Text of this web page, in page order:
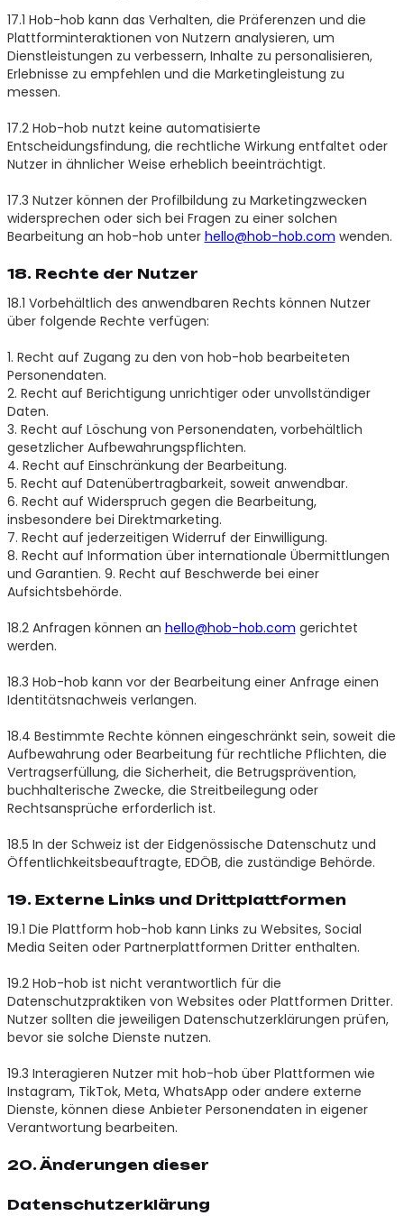
17.1 Hob-hob kann das Verhalten, die Präferenzen und die
Plattforminteraktionen von Nutzern analysieren, um
Dienstleistungen zu verbessern, Inhalte zu personalisieren,
Erlebnisse zu empfehlen und die Marketingleistung zu
messen.
17.2 Hob-hob nutzt keine automatisierte
Entscheidungsfindung, die rechtliche Wirkung entfaltet oder
Nutzer in ähnlicher Weise erheblich beeinträchtigt.
17.3 Nutzer können der Profilbildung zu Marketingzwecken
widersprechen oder sich bei Fragen zu einer solchen
Bearbeitung an hob-hob unter hello@hob-hob.com wenden.
18. Rechte der Nutzer
18.1 Vorbehältlich des anwendbaren Rechts können Nutzer
über folgende Rechte verfügen:
1. Recht auf Zugang zu den von hob-hob bearbeiteten
Personendaten.
2. Recht auf Berichtigung unrichtiger oder unvollständiger
Daten.
3. Recht auf Löschung von Personendaten, vorbehältlich
gesetzlicher Aufbewahrungspflichten.
4. Recht auf Einschränkung der Bearbeitung.
5. Recht auf Datenübertragbarkeit, soweit anwendbar.
6. Recht auf Widerspruch gegen die Bearbeitung,
insbesondere bei Direktmarketing.
7. Recht auf jederzeitigen Widerruf der Einwilligung.
8. Recht auf Information über internationale Übermittlungen
und Garantien. 9. Recht auf Beschwerde bei einer
Aufsichtsbehörde.
18.2 Anfragen können an hello@hob-hob.com gerichtet
werden.
18.3 Hob-hob kann vor der Bearbeitung einer Anfrage einen
Identitätsnachweis verlangen.
18.4 Bestimmte Rechte können eingeschränkt sein, soweit die
Aufbewahrung oder Bearbeitung für rechtliche Pflichten, die
Vertragserfüllung, die Sicherheit, die Betrugsprävention,
buchhalterische Zwecke, die Streitbeilegung oder
Rechtsansprüche erforderlich ist.
18.5 In der Schweiz ist der Eidgenössische Datenschutz und
Öffentlichkeitsbeauftragte, EDÖB, die zuständige Behörde.
19. Externe Links und Drittplattformen
19.1 Die Plattform hob-hob kann Links zu Websites, Social
Media Seiten oder Partnerplattformen Dritter enthalten.
19.2 Hob-hob ist nicht verantwortlich für die
Datenschutzpraktiken von Websites oder Plattformen Dritter.
Nutzer sollten die jeweiligen Datenschutzerklärungen prüfen,
bevor sie solche Dienste nutzen.
19.3 Interagieren Nutzer mit hob-hob über Plattformen wie
Instagram, TikTok, Meta, WhatsApp oder andere externe
Dienste, können diese Anbieter Personendaten in eigener
Verantwortung bearbeiten.
20. Änderungen dieser
Datenschutzerklärung